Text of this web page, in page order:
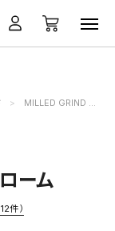
クーポン
一覧
MILLED GRIND 4 クローム
ーム
12件）